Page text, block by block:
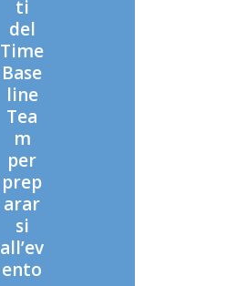
ti
del
Time
Base
line
Tea
m
per
prep
arar
si
all’ev
ento